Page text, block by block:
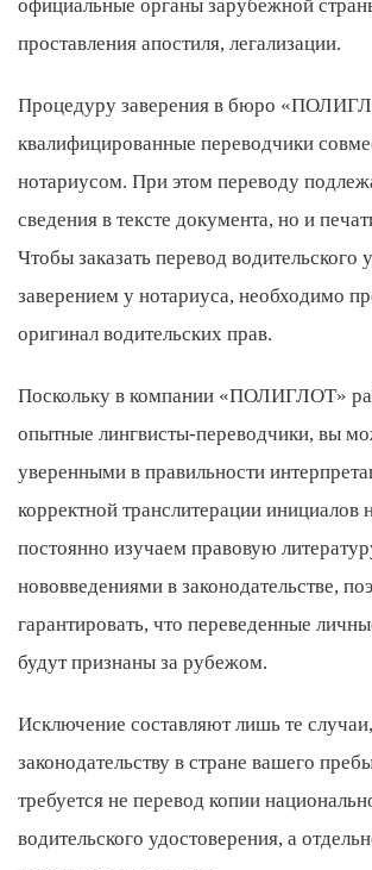
официальные органы зарубежной
проставления апостиля, легализации.
Процедуру заверения в бюро
квалифицированные переводчики
нотариусом. При этом переводу
сведения в тексте документа, но и
Чтобы заказать перевод водительского
заверением у нотариуса, необходимо
оригинал водительских прав.
Поскольку в компании «ПОЛИГЛОТ»
опытные лингвисты-переводчики, вы
уверенными в правильности
корректной транслитерации
постоянно изучаем правовую
нововведениями в законодательстве,
гарантировать, что переведенные
будут признаны за рубежом.
Исключение составляют лишь те
законодательству в стране вашего
требуется не перевод копии
водительского удостоверения, а